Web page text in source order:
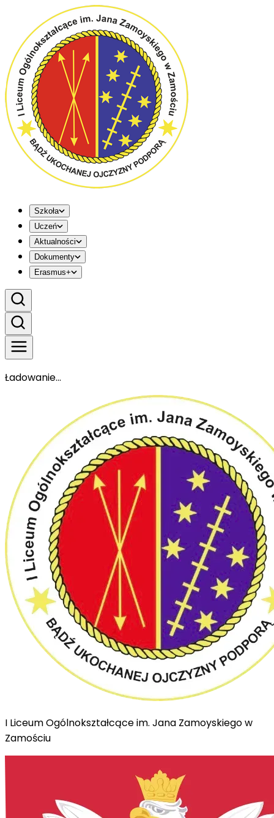
Szkoła
Uczeń
Aktualności
Dokumenty
Erasmus+
Ładowanie...
I Liceum Ogólnokształcące im. Jana Zamoyskiego w
Zamościu